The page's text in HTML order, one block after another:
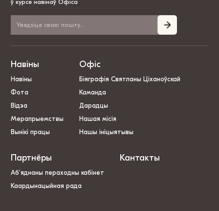
ў курсе навінаў Офіса
Навіны
Навіны
Фота
Відэа
Мерапрыемствы
Вынікі працы
Офіс
Біяграфія Святланы Ціханоўскай
Каманда
Дарадцы
Нашая місія
Нашы ініцыятывы
Партнёры
Аб’яднаны пераходны кабінет
Каардынацыйная рада
Кантакты